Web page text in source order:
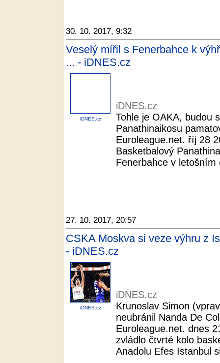
30. 10. 2017, 9:32
Veselý mířil s Fenerbahce k
... - iDNES.cz
iDNES.cz
iDNES.cz
Tohle je OAKA, budou
Panathinaikosu
Euroleague.net. říj 28
Basketbalový
Fenerbahce v
27. 10. 2017, 20:57
CSKA Moskva si veze výhru z
- iDNES.cz
iDNES.cz
iDNES.cz
Krunoslav Simon
neubránil Nanda De
Euroleague.net. dnes
zvládlo čtvrté kolo
Anadolu Efes Istanbul